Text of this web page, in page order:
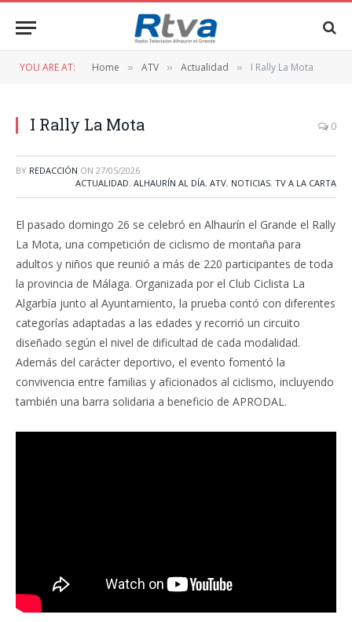
YOU ARE AT: Home » ATV » Actualidad » I Rally La Mota
I Rally La Mota 0
BY REDACCIÓN ON 27/05/2026
ACTUALIDAD, ALHAURÍN AL DÍA, ATV, NOTICIAS, TV A LA CARTA
El pasado domingo 26 se celebró en Alhaurín el Grande el Rally
La Mota, una competición de ciclismo de montaña para
adultos y niños que reunió a más de 220 participantes de toda
la provincia de Málaga. Organizada por el Club Ciclista La
Algarbía junto al Ayuntamiento, la prueba contó con diferentes
categorías adaptadas a las edades y recorrió un circuito
diseñado según el nivel de dificultad de cada modalidad.
Además del carácter deportivo, el evento fomentó la
convivencia entre familias y aficionados al ciclismo, incluyendo
también una barra solidaria a beneficio de APRODAL.